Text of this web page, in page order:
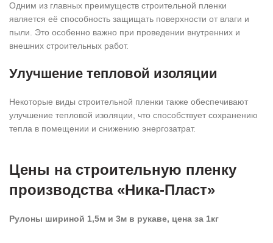
Одним из главных преимуществ строительной пленки
является её способность защищать поверхности от влаги и
пыли. Это особенно важно при проведении внутренних и
внешних строительных работ.
Улучшение тепловой изоляции
Некоторые виды строительной пленки также обеспечивают
улучшение тепловой изоляции, что способствует сохранению
тепла в помещении и снижению энергозатрат.
Цены на строительную пленку
производства «Ника-Пласт»
Рулоны шириной 1,5м и 3м в рукаве, цена за 1кг